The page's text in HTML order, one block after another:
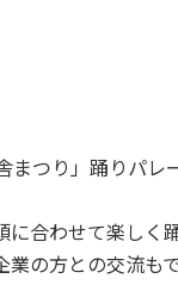
つり」踊りパレ
合わせて楽しく
の方との交流もで